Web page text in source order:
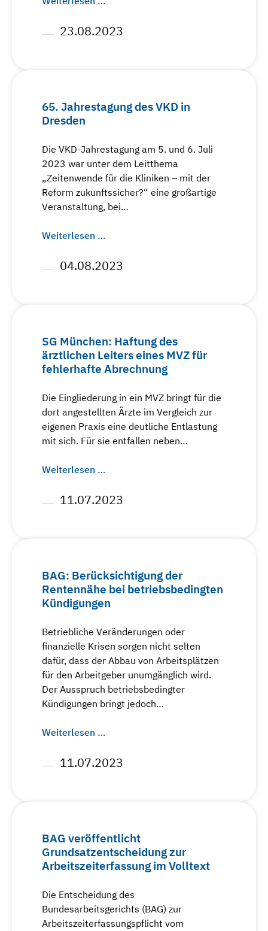
23.08.2023
65. Jahrestagung des VKD in
Dresden
Die VKD-Jahrestagung am 5. und 6. Juli
2023 war unter dem Leitthema
„Zeitenwende für die Kliniken – mit der
Reform zukunftssicher?“ eine großartige
Veranstaltung, bei…
Weiterlesen …
04.08.2023
SG München: Haftung des
ärztlichen Leiters eines MVZ für
fehlerhafte Abrechnung
Die Eingliederung in ein MVZ bringt für die
dort angestellten Ärzte im Vergleich zur
eigenen Praxis eine deutliche Entlastung
mit sich. Für sie entfallen neben…
Weiterlesen …
11.07.2023
BAG: Berücksichtigung der
Rentennähe bei betriebsbedingten
Kündigungen
Betriebliche Veränderungen oder
finanzielle Krisen sorgen nicht selten
dafür, dass der Abbau von Arbeitsplätzen
für den Arbeitgeber unumgänglich wird.
Der Ausspruch betriebsbedingter
Kündigungen bringt jedoch…
Weiterlesen …
11.07.2023
BAG veröffentlicht
Grundsatzentscheidung zur
Arbeitszeiterfassung im Volltext
Die Entscheidung des
Bundesarbeitsgerichts (BAG) zur
Arbeitszeiterfassungspflicht vom